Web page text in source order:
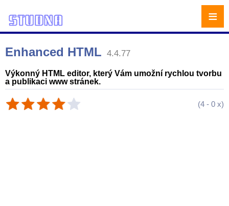
Enhanced HTML 4.4.77
Výkonný HTML editor, který Vám umožní rychlou tvorbu
a publikaci www stránek.
(4 - 0 x)
≡